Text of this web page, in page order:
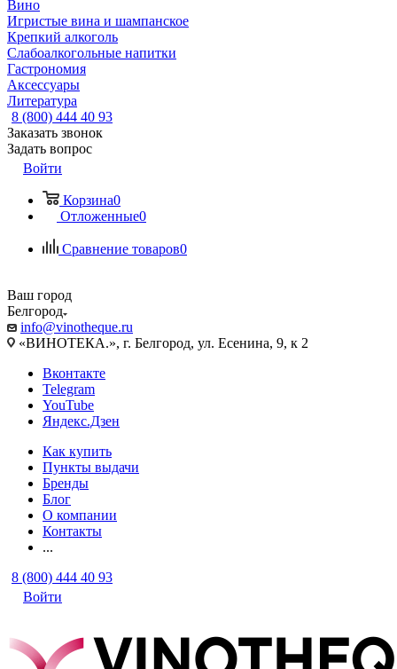
Вино
Игристые вина и шампанское
Крепкий алкоголь
Слабоалкогольные напитки
Гастрономия
Аксессуары
Литература
8 (800) 444 40 93
Заказать звонок
Задать вопрос
Войти
Корзина0
Отложенные0
Сравнение товаров0
Ваш город
Белгород
info@vinotheque.ru
«ВИНОТЕКА.», г. Белгород, ул. Есенина, 9, к 2
Вконтакте
Telegram
YouTube
Яндекс.Дзен
Как купить
Пункты выдачи
Бренды
Блог
О компании
Контакты
...
8 (800) 444 40 93
Войти